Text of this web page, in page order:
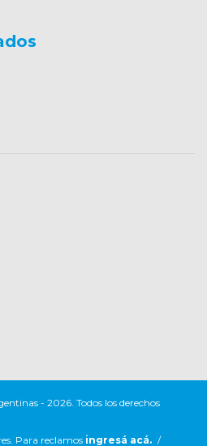
- 2026. Todos los derechos
Para reclamos ingresá acá. /